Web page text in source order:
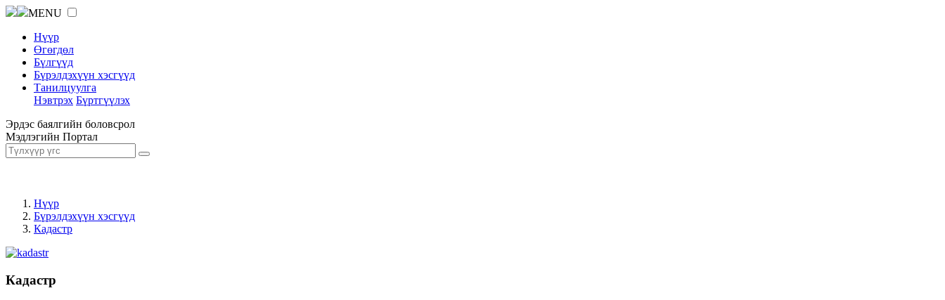
MENU
Нүүр
Өгөгдөл
Бүлгүүд
Бүрэлдэхүүн хэсгүүд
Танилцуулга
Нэвтрэх Бүртгүүлэх
Эрдэс баялгийн боловсрол
Мэдлэгийн Портал
Нүүр
Бүрэлдэхүүн хэсгүүд
Кадастр
Кадастр